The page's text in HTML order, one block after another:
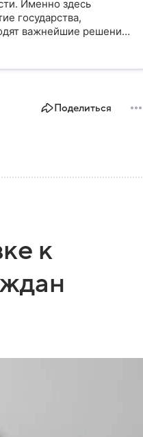
Именно здесь
государства,
важнейшие решения,
какие полномочия
Поделиться
к